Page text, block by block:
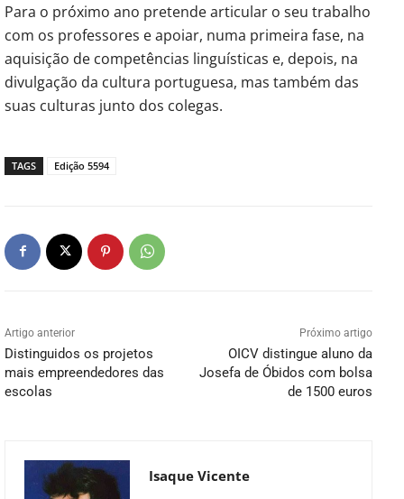
Para o próximo ano pretende articular o seu trabalho
com os professores e apoiar, numa primeira fase, na
aquisição de competências linguísticas e, depois, na
divulgação da cultura portuguesa, mas também das
suas culturas junto dos colegas.
TAGS Edição 5594
Artigo anterior
Distinguidos os projetos
mais empreendedores das
escolas
Próximo artigo
OICV distingue aluno da
Josefa de Óbidos com bolsa
de 1500 euros
Isaque Vicente